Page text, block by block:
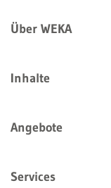
Über WEKA
Inhalte
Angebote
Services